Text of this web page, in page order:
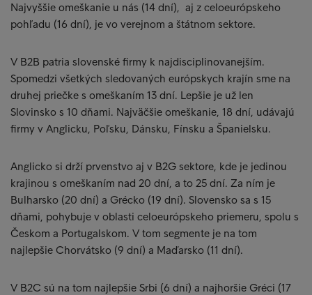
Najvyššie omeškanie u nás (14 dní), aj z celoeurópskeho
pohľadu (16 dní), je vo verejnom a štátnom sektore.
V B2B patria slovenské firmy k najdisciplinovanejším.
Spomedzi všetkých sledovaných európskych krajín sme na
druhej priečke s omeškaním 13 dní. Lepšie je už len
Slovinsko s 10 dňami. Najväčšie omeškanie, 18 dní, udávajú
firmy v Anglicku, Poľsku, Dánsku, Fínsku a Španielsku.
Anglicko si drží prvenstvo aj v B2G sektore, kde je jedinou
krajinou s omeškaním nad 20 dní, a to 25 dní. Za ním je
Bulharsko (20 dní) a Grécko (19 dní). Slovensko sa s 15
dňami, pohybuje v oblasti celoeurópskeho priemeru, spolu s
Českom a Portugalskom. V tom segmente je na tom
najlepšie Chorvátsko (9 dní) a Maďarsko (11 dní).
V B2C sú na tom najlepšie Srbi (6 dní) a najhoršie Gréci (17